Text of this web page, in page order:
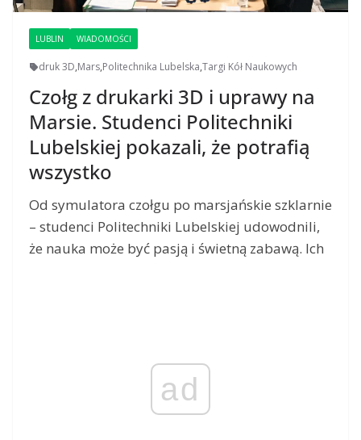
LUBLIN WIADOMOŚCI
druk 3D,Mars,Politechnika Lubelska,Targi Kół Naukowych
Czołg z drukarki 3D i uprawy na
Marsie. Studenci Politechniki
Lubelskiej pokazali, że potrafią
wszystko
Od symulatora czołgu po marsjańskie szklarnie
– studenci Politechniki Lubelskiej udowodnili,
że nauka może być pasją i świetną zabawą. Ich
ad